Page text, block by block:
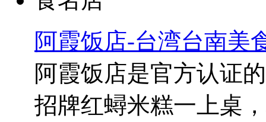
阿霞饭店-台湾台南美
阿霞饭店是官方认证
招牌红蟳米糕一上桌